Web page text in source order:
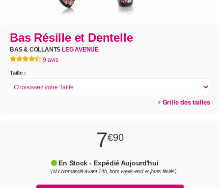
Bas Résille et Dentelle
BAS & COLLANTS LEG AVENUE
9 avis
Taille :
Grille des tailles
7€90
En Stock - Expédié Aujourd'hui
(si commandé avant 14h, hors week-end et jours fériés)